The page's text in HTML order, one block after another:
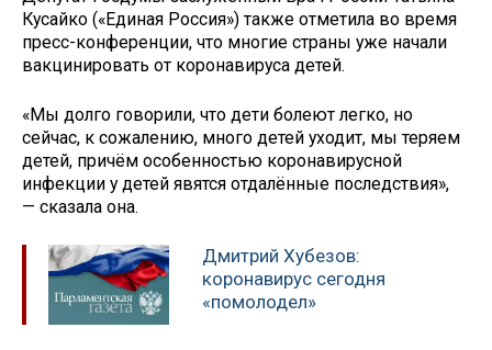
Кусайко («Единая Россия») также отметила во время
пресс-конференции, что многие страны уже начали
вакцинировать от коронавируса детей.
«Мы долго говорили, что дети болеют легко, но
сейчас, к сожалению, много детей уходит, мы теряем
детей, причём особенностью коронавирусной
инфекции у детей явятся отдалённые последствия»,
— сказала она.
Дмитрий Хубезов:
коронавирус сегодня
«помолодел»